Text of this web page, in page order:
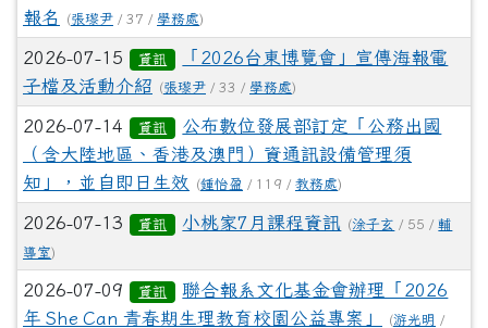
報名
(張瓈尹 / 37 / 學務處)
2026-07-15 資訊
「2026台東博覽會」宣傳海報電
子檔及活動介紹
(張瓈尹 / 33 / 學務處)
2026-07-14 資訊
公布數位發展部訂定「公務出國
（含大陸地區、香港及澳門）資通訊設備管理須
知」，並自即日生效
(鍾怡盈 / 119 / 教務處)
2026-07-13 資訊 小桃家7月課程資訊 (涂子玄 / 55 /輔
導室)
2026-07-09 資訊
聯合報系文化基金會辦理「2026
年 She Can 青春期生理教育校園公益專案」
(游光明 /